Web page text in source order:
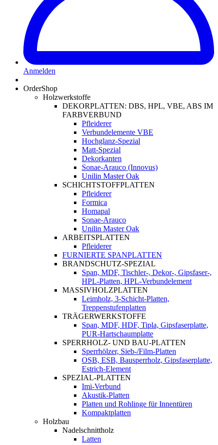
Anmelden
OrderShop
Holzwerkstoffe
DEKORPLATTEN: DBS, HPL, VBE, ABS IM
FARBVERBUND
Pfleiderer
Verbundelemente VBE
Hochglanz-Spezial
Matt-Spezial
Dekorkanten
Sonae-Arauco (Innovus)
Unilin Master Oak
SCHICHTSTOFFPLATTEN
Pfleiderer
Formica
Homapal
Sonae-Arauco
Unilin Master Oak
ARBEITSPLATTEN
Pfleiderer
FURNIERTE SPANPLATTEN
BRANDSCHUTZ-SPEZIAL
Span, MDF, Tischler-, Dekor-, Gipsfaser-,
HPL-Platten, HPL-Verbundelement
MASSIVHOLZPLATTEN
Leimholz, 3-Schicht-Platten,
Treppenstufenplatten
TRÄGERWERKSTOFFE
Span, MDF, HDF, Tipla, Gipsfaserplatte,
PUR-Hartschaumplatte
SPERRHOLZ- UND BAU-PLATTEN
Sperrhölzer, Sieb-/Film-Platten
OSB, ESB, Bausperrholz, Gipsfaserplatte,
Estrich-Element
SPEZIAL-PLATTEN
Imi-Verbund
Akustik-Platten
Platten und Rohlinge für Innentüren
Kompaktplatten
Holzbau
Nadelschnittholz
Latten